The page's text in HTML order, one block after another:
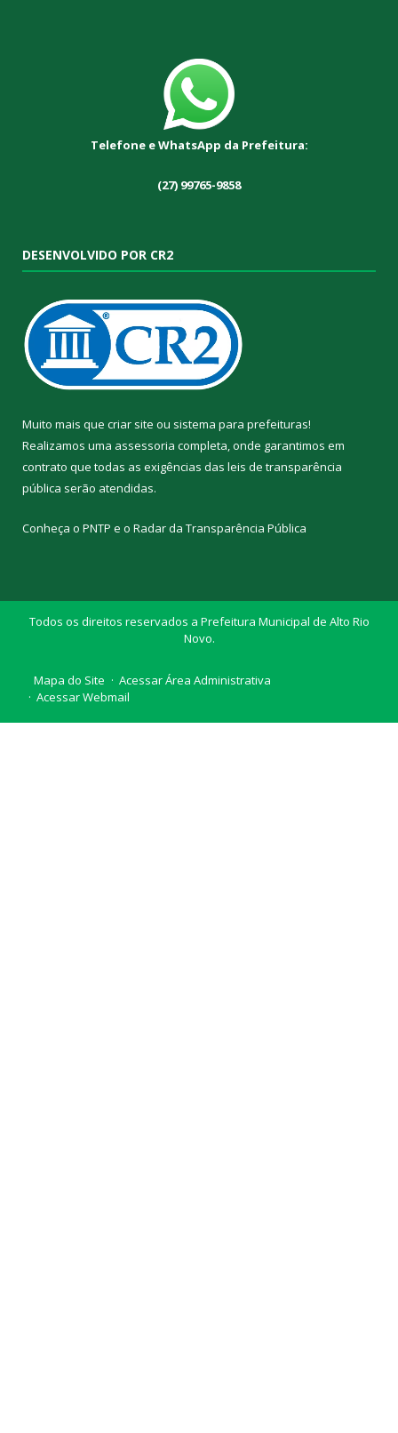
Telefone e WhatsApp da Prefeitura:
(27) 99765-9858
DESENVOLVIDO POR CR2
Muito mais que criar site ou sistema para prefeituras!
Realizamos uma assessoria completa, onde garantimos em
contrato que todas as exigências das leis de transparência
pública serão atendidas.
Conheça o PNTP e o Radar da Transparência Pública
Todos os direitos reservados a Prefeitura Municipal de Alto Rio
Novo.
Mapa do Site
Acessar Área Administrativa
Acessar Webmail